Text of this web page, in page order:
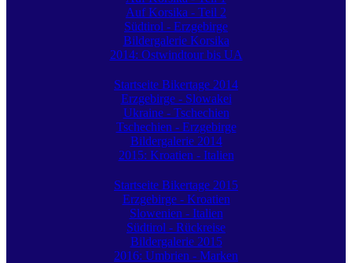
Auf Korsika - Teil 2
Südtirol - Erzgebirge
Bildergalerie Korsika
2014: Ostwindtour bis UA
Startseite Bikertage 2014
Erzgebirge - Slowakei
Ukraine - Tschechien
Tschechien - Erzgebirge
Bildergalerie 2014
2015: Kroatien - Italien
Startseite Bikertage 2015
Erzgebirge - Kroatien
Slowenien - Italien
Südtirol - Rückreise
Bildergalerie 2015
2016: Umbrien - Marken